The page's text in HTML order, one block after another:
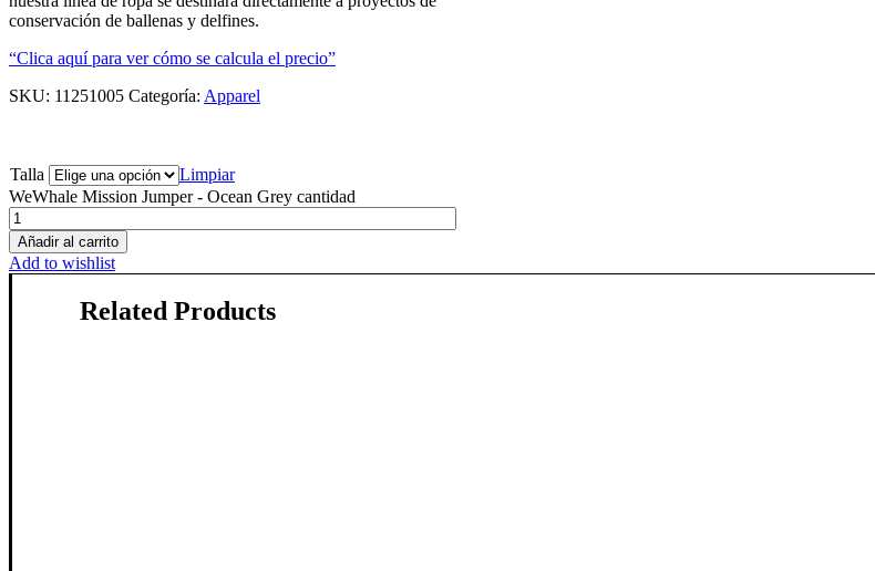
conservación de ballenas y delfines.
“Clica aquí para ver cómo se calcula el precio”
SKU: 11251005 Categoría: Apparel
Talla
Limpiar
WeWhale Mission Jumper - Ocean Grey cantidad
Añadir al carrito
Add to wishlist
Related Products